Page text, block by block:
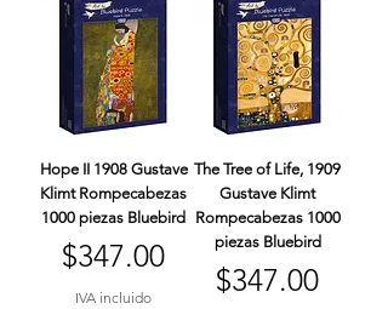
Hope II 1908 Gustave
Klimt Rompecabezas
1000 piezas Bluebird
Precio
$347.00
IVA incluido
The Tree of Life, 1909
Gustave Klimt
Rompecabezas 1000
piezas Bluebird
Precio
$347.00